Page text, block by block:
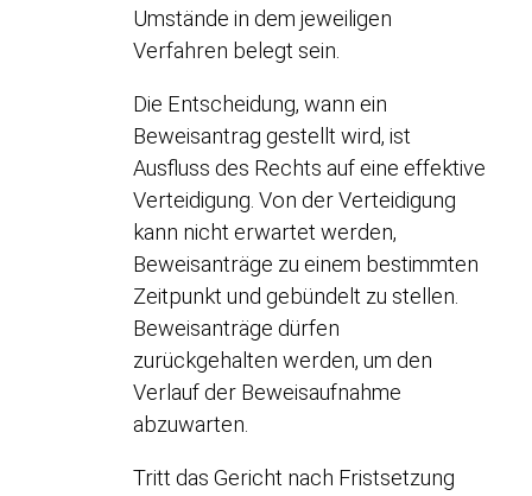
Umstände in dem jeweiligen
Verfahren belegt sein.
Die Entscheidung, wann ein
Beweisantrag gestellt wird, ist
Ausfluss des Rechts auf eine effektive
Verteidigung. Von der Verteidigung
kann nicht erwartet werden,
Beweisanträge zu einem bestimmten
Zeitpunkt und gebündelt zu stellen.
Beweisanträge dürfen
zurückgehalten werden, um den
Verlauf der Beweisaufnahme
abzuwarten.
Tritt das Gericht nach Fristsetzung